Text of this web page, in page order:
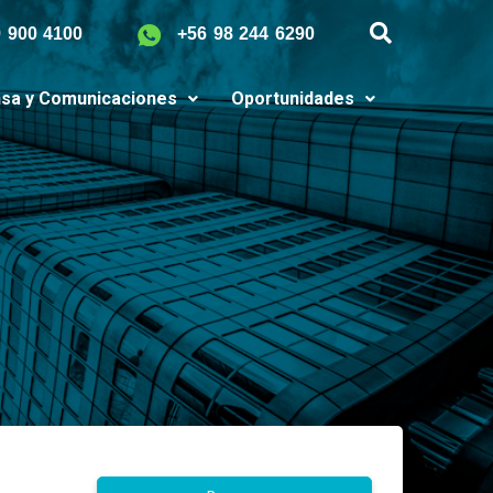
900 4100 +56 98 244 6290
y Comunicaciones Oportunidades